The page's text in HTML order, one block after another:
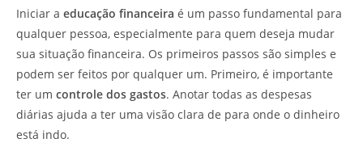
Iniciar a educação financeira é um passo fundamental para
qualquer pessoa, especialmente para quem deseja mudar
sua situação financeira. Os primeiros passos são simples e
podem ser feitos por qualquer um. Primeiro, é importante
ter um controle dos gastos. Anotar todas as despesas
diárias ajuda a ter uma visão clara de para onde o dinheiro
está indo.